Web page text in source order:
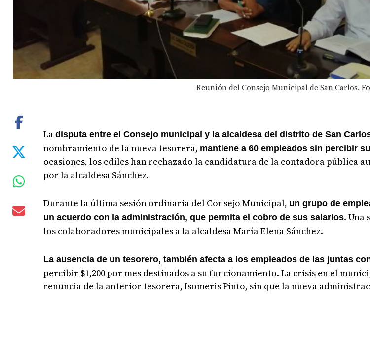
Reunión del Consejo Municipal de San Carlos.
Ladisputa entre el Consejo municipal y la alcaldesa del distrito de San
nombramiento de la nueva tesorera, mantiene a 60 empleados sin percibir
ocasiones, los ediles han rechazado la candidatura de la contadora pública
por la alcaldesa Sánchez.
Durante la última sesión ordinaria del Consejo Municipal, un grupo de
un acuerdo con la administración, que permita el cobro de sus salarios. Una
los colaboradores municipales a la alcaldesa María Elena Sánchez.
La ausencia de un tesorero, también afecta a los empleados de las juntas
percibir $1,200 por mes destinados a su funcionamiento. La crisis en el
renuncia de la anterior tesorera, Isomeris Pinto, sin que la nueva